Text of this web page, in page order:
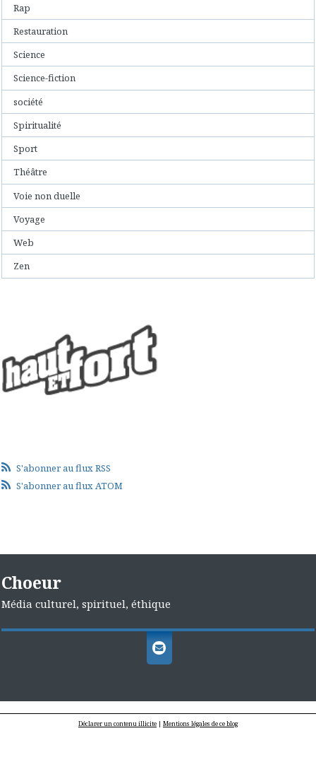
Rap
Restauration
Science
Science-fiction
société
Spiritualité
Sport
Théâtre
Voie non duelle
Voyage
Web
Zen
S'abonner au flux RSS
S'abonner au flux ATOM
Choeur
Média culturel, spirituel, éthique
Déclarer un contenu illicite | Mentions légales de ce blog